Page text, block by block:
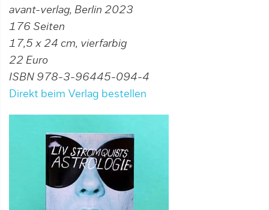
avant-verlag, Berlin 2023
176 Seiten
17,5 x 24 cm, vierfarbig
22 Euro
ISBN 978-3-96445-094-4
Direkt beim Verlag bestellen